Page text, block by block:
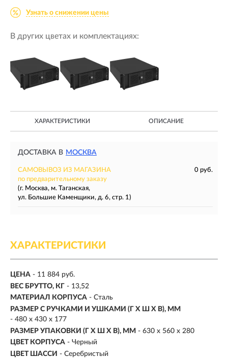
Узнать о снижении цены
В других цветах и комплектациях:
ХАРАКТЕРИСТИКИ ОПИСАНИЕ
ДОСТАВКА В МОСКВА
САМОВЫВОЗ ИЗ МАГАЗИНА
0 руб.
по предварительному заказу
(г. Москва, м. Таганская,
ул. Большие Каменщики, д. 6, стр. 1)
ХАРАКТЕРИСТИКИ
ЦЕНА - 11 884 руб.
ВЕС БРУТТО, КГ - 13,52
МАТЕРИАЛ КОРПУСА - Сталь
РАЗМЕР С РУЧКАМИ И УШКАМИ (Г X Ш X В), ММ
- 480 x 430 x 177
РАЗМЕР УПАКОВКИ (Г X Ш X B), ММ - 630 x 560 x 280
ЦВЕТ КОРПУСА - Черный
ЦВЕТ ШАССИ - Серебристый